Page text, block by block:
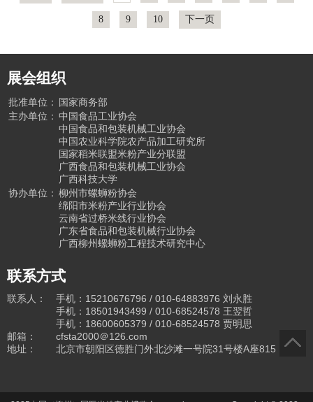
8 9 10 下一页
展会组织
批准单位：
国家商务部
主办单位： 中国食品工业协会
中国食品和包装机械工业协会
中国农业科学院农产品加工研究所
国家稻米联盟米粉产业分联盟
广西食品和包装机械工业协会
广西科技大学
协办单位： 柳州市螺蛳粉协会
绵阳市米粉产业行业协会
云南省过桥米线行业协会
广东省食品和包装机械行业协会
广西柳州螺蛳粉工程技术研究中心
联系方式
联系人： 手机：15210676796 / 010-64883976 刘永胜
手机：18501943499 / 010-68524578 王翌哲
手机：18600605379 / 010-68524578 贾明思
邮箱：
cfsta2000＠126.com
地址：
北京市朝阳区德胜门外北沙滩一号院31号楼A座815